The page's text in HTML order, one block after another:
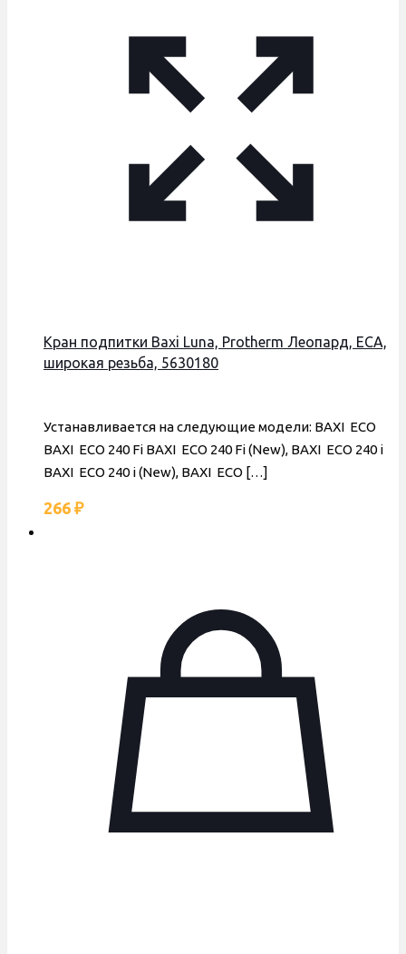
Кран подпитки Baxi Luna, Protherm Леопард, ECA,
широкая резьба, 5630180
Устанавливается на следующие модели: BAXI ECO
BAXI ECO 240 Fi BAXI ECO 240 Fi (New), BAXI ECO 240 i
BAXI ECO 240 i (New), BAXI ECO […]
266 ₽